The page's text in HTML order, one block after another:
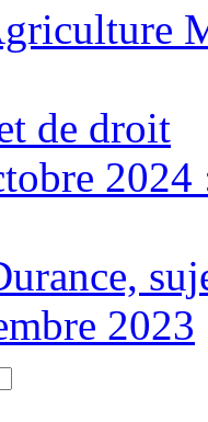
de droit
2024
2023